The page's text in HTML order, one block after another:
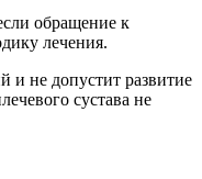
обращение к
лечения.
и не допустит развитие
сустава не